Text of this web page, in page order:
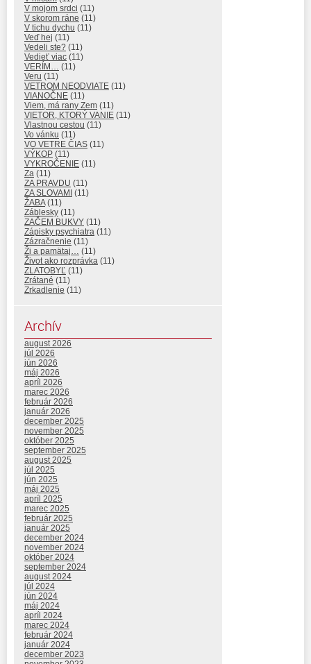
V mojom srdci (11)
V skorom ráne (11)
V tichu dychu (11)
Veď hej (11)
Vedeli ste? (11)
Vedieť viac (11)
VERÍM… (11)
Veru (11)
VETROM NEODVIATE (11)
VIANOČNE (11)
Viem, má rany Zem (11)
VIETOR, KTORÝ VANIE (11)
Vlastnou cestou (11)
Vo vánku (11)
VO VETRE ČIAS (11)
VÝKOP (11)
VYKROČENIE (11)
Za (11)
ZA PRAVDU (11)
ZA SLOVAMI (11)
ŽABA(11)
Záblesky (11)
ZAČEM BUKVY (11)
Zápisky psychiatra (11)
Zázračnenie (11)
Ži a pamätaj… (11)
Život ako rozprávka (11)
ZLATOBYĽ (11)
Zrátané (11)
Zrkadlenie (11)
Archív
august 2026
júl 2026
jún 2026
máj 2026
apríl 2026
marec 2026
február 2026
január 2026
december 2025
november 2025
október 2025
september 2025
august 2025
júl 2025
jún 2025
máj 2025
apríl 2025
marec 2025
február 2025
január 2025
december 2024
november 2024
október 2024
september 2024
august 2024
júl 2024
jún 2024
máj 2024
apríl 2024
marec 2024
február 2024
január 2024
december 2023